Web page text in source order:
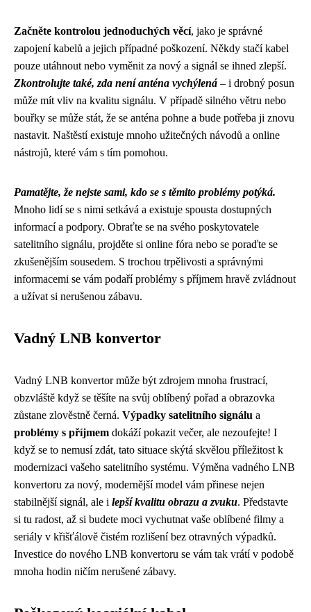
Začněte kontrolou jednoduchých věcí, jako je správné
zapojení kabelů a jejich případné poškození. Někdy stačí kabel
pouze utáhnout nebo vyměnit za nový a signál se ihned zlepší.
Zkontrolujte také, zda není anténa vychýlená – i drobný posun
může mít vliv na kvalitu signálu. V případě silného větru nebo
bouřky se může stát, že se anténa pohne a bude potřeba ji znovu
nastavit. Naštěstí existuje mnoho užitečných návodů a online
nástrojů, které vám s tím pomohou.
Pamatějte, že nejste sami, kdo se s těmito problémy potýká.
Mnoho lidí se s nimi setkává a existuje spousta dostupných
informací a podpory. Obraťte se na svého poskytovatele
satelitního signálu, projděte si online fóra nebo se poraďte se
zkušenějším sousedem. S trochou trpělivosti a správnými
informacemi se vám podaří problémy s příjmem hravě zvládnout
a užívat si nerušenou zábavu.
Vadný LNB konvertor
Vadný LNB konvertor může být zdrojem mnoha frustrací,
obzvláště když se těšíte na svůj oblíbený pořad a obrazovka
zůstane zlověstně černá. Výpadky satelitního signálu a
problémy s příjmem dokáží pokazit večer, ale nezoufejte! I
když se to nemusí zdát, tato situace skýtá skvělou příležitost k
modernizaci vašeho satelitního systému. Výměna vadného LNB
konvertoru za nový, modernější model vám přinese nejen
stabilnější signál, ale i lepší kvalitu obrazu a zvuku. Představte
si tu radost, až si budete moci vychutnat vaše oblíbené filmy a
seriály v křišťálově čistém rozlišení bez otravných výpadků.
Investice do nového LNB konvertoru se vám tak vrátí v podobě
mnoha hodin ničím nerušené zábavy.